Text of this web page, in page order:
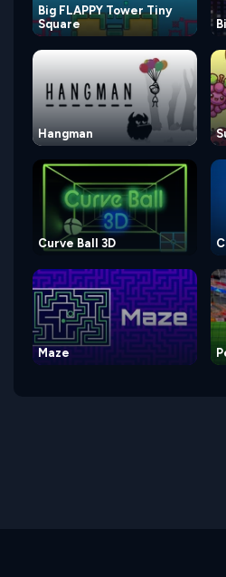
Big FLAPPY Tower Tiny
Square
Hangman
Curve Ball 3D
Maze